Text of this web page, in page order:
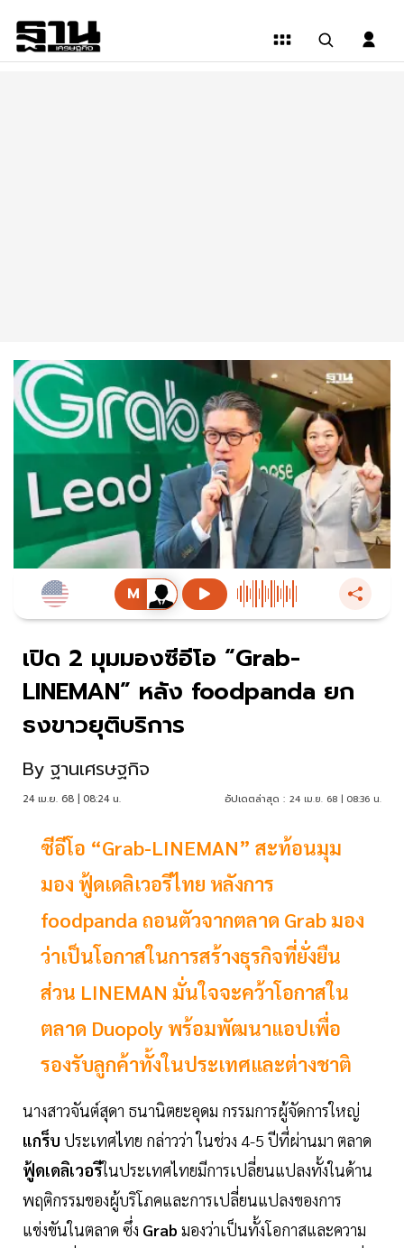
เปิด 2 มุมมองซีอีโอ “Grab-
LINEMAN” หลัง foodpanda ยก
ธงขาวยุติบริการ
By ฐานเศรษฐกิจ
24 เม.ย. 68 | 08:24 น. อัปเดตล่าสุด : 24 เม.ย. 68 | 08:36 น.
ซีอีโอ “Grab-LINEMAN” สะท้อนมุม
มอง ฟู้ดเดลิเวอรีไทย หลังการ
foodpanda ถอนตัวจากตลาด Grab มอง
ว่าเป็นโอกาสในการสร้างธุรกิจที่ยั่งยืน
ส่วน LINEMAN มั่นใจจะคว้าโอกาสใน
ตลาด Duopoly พร้อมพัฒนาแอปเพื่อ
รองรับลูกค้าทั้งในประเทศและต่างชาติ
นางสาวจันต์สุดา ธนานิตยะอุดม กรรมการผู้จัดการใหญ่
แกร็บ ประเทศไทย กล่าวว่า ในช่วง 4-5 ปีที่ผ่านมา ตลาด
ฟู้ดเดลิเวอรีในประเทศไทยมีการเปลี่ยนแปลงทั้งในด้าน
พฤติกรรมของผู้บริโภคและการเปลี่ยนแปลงของการ
แข่งขันในตลาด ซึ่ง Grab มองว่าเป็นทั้งโอกาสและความ